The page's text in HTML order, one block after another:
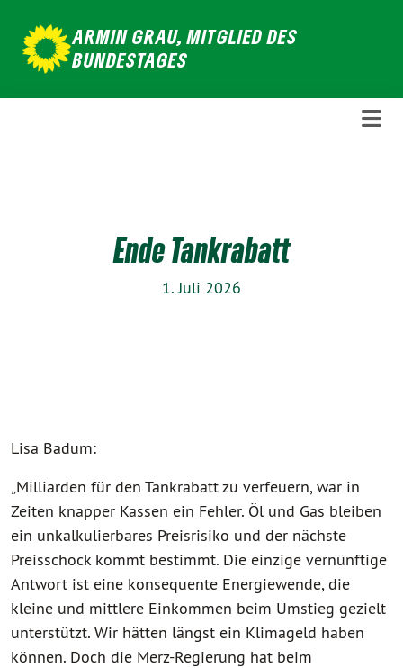
zum
Inhalt
ARMIN GRAU, MITGLIED DES
BUNDESTAGES
Ende Tankrabatt
1. Juli 2026
Lisa Badum:
„Milliarden für den Tankrabatt zu verfeuern, war in
Zeiten knapper Kassen ein Fehler. Öl und Gas bleiben
ein unkalkulierbares Preisrisiko und der nächste
Preisschock kommt bestimmt. Die einzige vernünftige
Antwort ist eine konsequente Energiewende, die
kleine und mittlere Einkommen beim Umstieg gezielt
unterstützt. Wir hätten längst ein Klimageld haben
können. Doch die Merz-Regierung hat beim